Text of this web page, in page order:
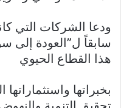
ودعا الشركات التي
سابقاً ل”العودة إلى
هذا القطاع الحيوي
بخبراتها